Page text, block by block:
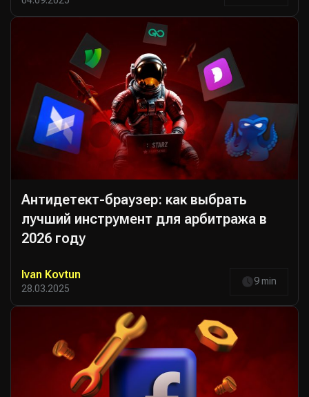
Антидетект-браузер: как выбрать
лучший инструмент для арбитража в
2026 году
Ivan Kovtun
28.03.2025
9 min